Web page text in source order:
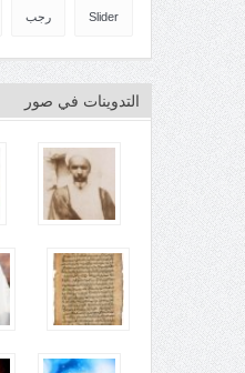
Slider رجب
التدوينات في صور